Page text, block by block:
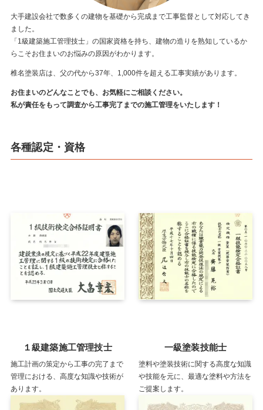
大手建設会社で数多くの建物を基礎から完成まで工事監督として対応してき
ました。
「1級建築施工管理技士」の国家資格を持ち、建物の造りを熟知しているか
らこそお住まいのお悩みの原因がわかります。
椎名塗装店は、父の代から37年、1,000件を超える工事実績があります。
お住まいのどんなことでも、お気軽にご相談ください。
私が責任をもって調査から工事完了までの施工管理をいたします！
各種認定・資格
１級建築施工管理技士
施工計画の策定から工事の完了まで
管理における、高度な知識や技術が
あります。
一級塗装技能士
塗料や塗装技術に関する高度な知識
や技能を元に、最適な塗料や方法を
ご提案します。